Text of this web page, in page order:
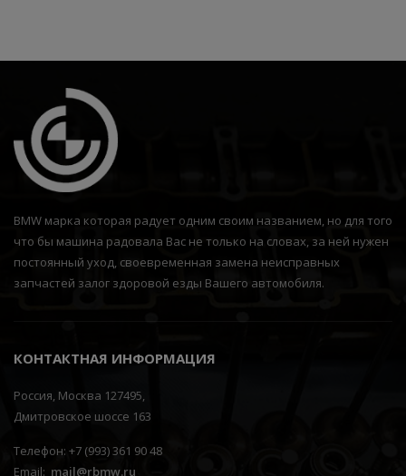
BMW марка которая радует одним своим названием, но для того
что бы машина радовала Вас не только на словах, за ней нужен
постоянный уход, своевременная замена неисправных
запчастей залог здоровой езды Вашего автомобиля.
КОНТАКТНАЯ ИНФОРМАЦИЯ
Россия, Москва 127495,
Дмитровское шоссе 163
Телефон: +7 (993) 361 90 48
Email: mail@rbmw.ru